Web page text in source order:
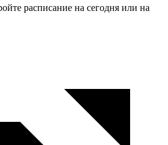
расписание на сегодня или на